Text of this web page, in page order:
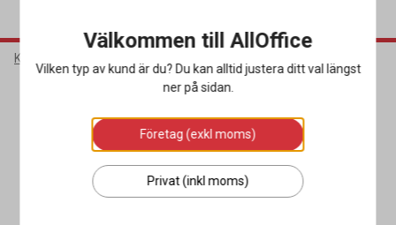
Kontorsmaterial
Välkommen till AllOffice
Vilken typ av kund är du? Du kan alltid justera ditt val längst
ner på sidan.
Företag (exkl moms)
Privat (inkl moms)